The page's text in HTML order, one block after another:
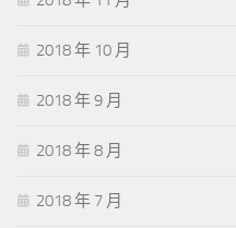
2018 年 10 月
2018 年 9 月
2018 年 8 月
2018 年 7 月